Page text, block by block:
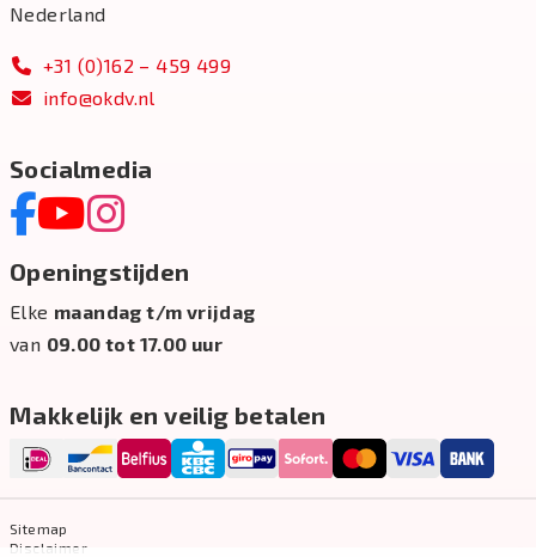
Nederland
+31 (0)162 – 459 499
info@okdv.nl
Socialmedia
Openingstijden
Elke maandag t/m vrijdag
van 09.00 tot 17.00 uur
Makkelijk en veilig betalen
Sitemap
Disclaimer